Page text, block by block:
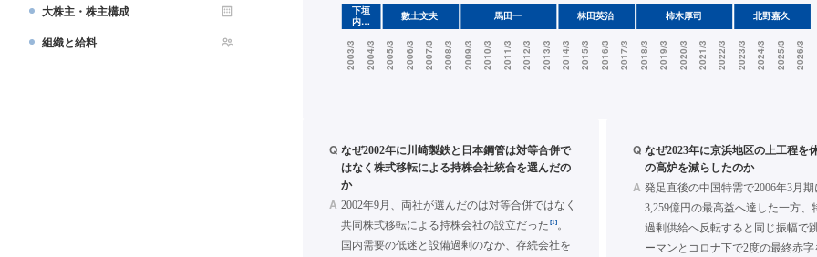
大株主・株主構成
組織と給料
Q なぜ2002年に川崎製鉄と日本鋼管は対等合併で
はなく株式移転による持株会社統合を選んだの
か
A 2002年9月、両社が選んだのは対等合併ではなく
共同株式移転による持株会社の設立だった [1]。
国内需要の低迷と設備過剰のなか、存続会社を
Q なぜ2023年に京浜地区の上工程を
の高炉を減らしたのか
A 発足直後の中国特需で2006年3月
3,259億円の最高益へ達した一方、
過剰供給へ反転すると同じ振幅で
ーマンとコロナ下で2度の最終赤